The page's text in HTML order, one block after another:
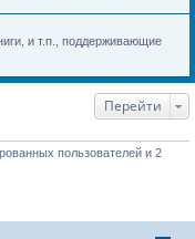
и т.п., поддерживающие
Перейти
пользователей и 2